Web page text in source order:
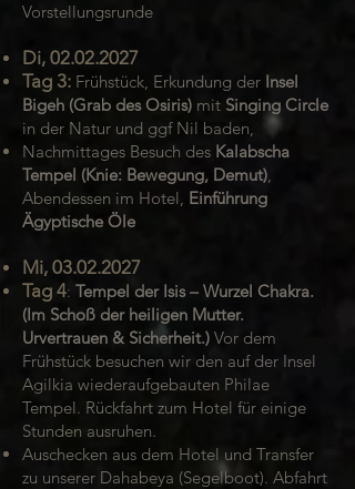
Vorstellungsrunde
Di, 02.02.2027
Tag 3: Frühstück, Erkundung der Insel
Bigeh (Grab des Osiris) mit Singing Circle
in der Natur und ggf Nil baden,
Nachmittages Besuch des Kalabscha
Tempel (Knie: Bewegung, Demut),
Abendessen im Hotel, Einführung
Ägyptische Öle
Mi, 03.02.2027
Tag 4: Tempel der Isis – Wurzel Chakra.
(Im Schoß der heiligen Mutter.
Urvertrauen & Sicherheit.) Vor dem
Frühstück besuchen wir den auf der Insel
Agilkia wiederaufgebauten Philae
Tempel. Rückfahrt zum Hotel für einige
Stunden ausruhen.
Auschecken aus dem Hotel und Transfer
zu unserer Dahabeya (Segelboot). Abfahrt